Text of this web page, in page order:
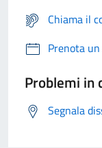
Chiama il
Prenota
Problemi in
Segnala